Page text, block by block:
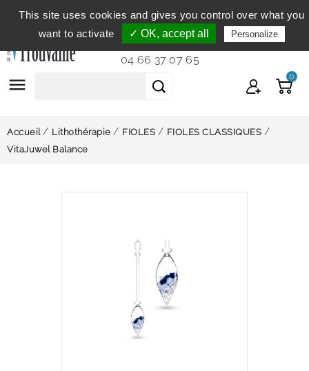
Service clientèle
du lundi au vendredi de 9h à 12h et
de 14h à 18h...
04 66 37 07 65
 0
Accueil Lithothérapie FIOLES
FIOLES CLASSIQUES
VitaJuwel Balance
This site uses cookies and gives you control over what you
want to activate
✓ OK, accept all Personalize